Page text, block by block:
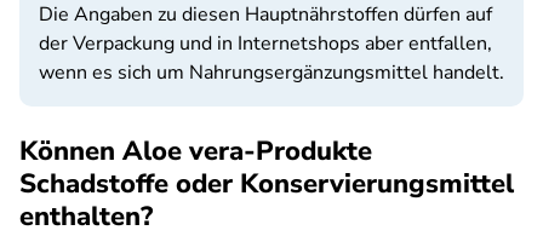
Die Angaben zu diesen Hauptnährstoffen dürfen auf
der Verpackung und in Internetshops aber entfallen,
wenn es sich um Nahrungsergänzungsmittel handelt.
Können Aloe vera-Produkte
Schadstoffe oder Konservierungsmittel
enthalten?